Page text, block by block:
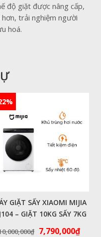
độ giặt được nâng cấp,
trải nghiệm người
hoá.
GIẶT SẤY XIAOMI MIJIA
– GIẶT 10KG SẤY 7KG
₫ Giá
7,790,000₫Giá